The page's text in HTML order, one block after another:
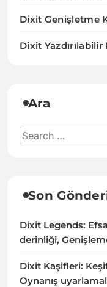
Dixit Genişletme
Dixit Yazdırılabilir
Ara
Son
Dixit Legends:
derinliği,
Dixit Kaşifleri:
Oynanış